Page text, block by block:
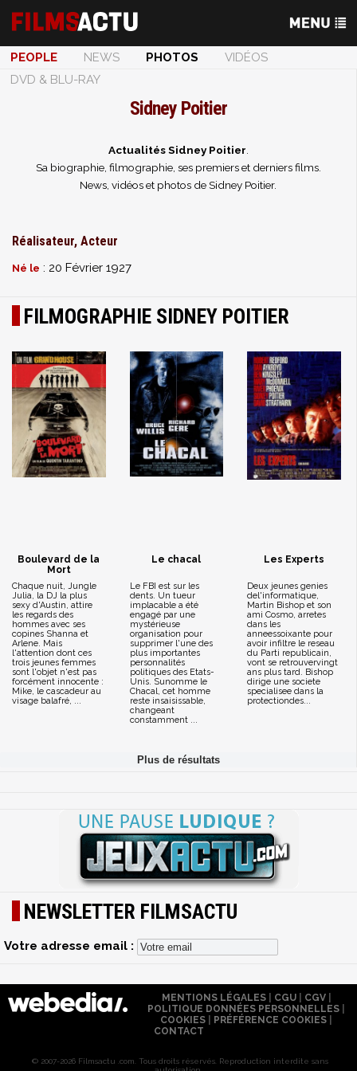
PEOPLE NEWS PHOTOS
VIDÉOS
DVD & BLU-RAY
Sidney Poitier
Actualités Sidney Poitier
Sa biographie, filmographie, ses premiers et derniers films.
News, vidéos et photos de Sidney Poitier.
Réalisateur, Acteur
Né le : 20 Février 1927
FILMOGRAPHIE SIDNEY POITIER
Boulevard de la
Mort
Chaque nuit, Jungle
Julia, la DJ la plus
sexy d'Austin, attire
les regards des
hommes avec ses
copines Shanna et
Arlene. Mais
l'attention dont ces
trois jeunes femmes
sont l'objet n'est pas
forcément innocente :
Mike, le cascadeur au
visage balafré, ...
Le chacal
Le FBI est sur les
dents. Un tueur
implacable a été
engagé par une
mystérieuse
organisation pour
supprimer l'une des
plus importantes
personnalités
politiques des Etats-
Unis. Sunomme le
Chacal, cet homme
reste insaisissable,
changeant
constamment ...
Les Experts
Deux jeunes genies
del'informatique,
Martin Bishop et son
ami Cosmo, arretes
dans les
anneessoixante pour
avoir infiltre le reseau
du Parti republicain,
vont se retrouvervingt
ans plus tard. Bishop
dirige une societe
specialisee dans la
protectiondes...
NEWSLETTER FILMSACTU
Votre adresse email :
MENTIONS LÉGALES| CGU| CGV|
POLITIQUE DONNÉES PERSONNELLES
COOKIES
PRÉFÉRENCE COOKIES
CONTACT
© 2007-2026 Filmsactu .com. Tous droits réservés. Reproduction interdite sans